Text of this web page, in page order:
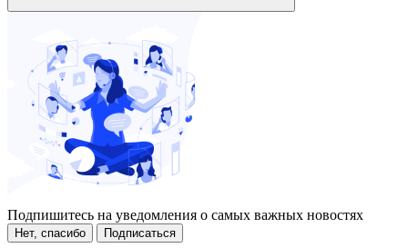
Подпишитесь на уведомления о самых важных новостях
Нет, спасибо Подписаться